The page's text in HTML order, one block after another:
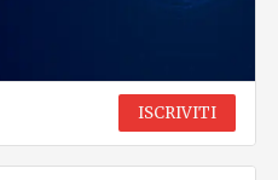
ISCRIVITI